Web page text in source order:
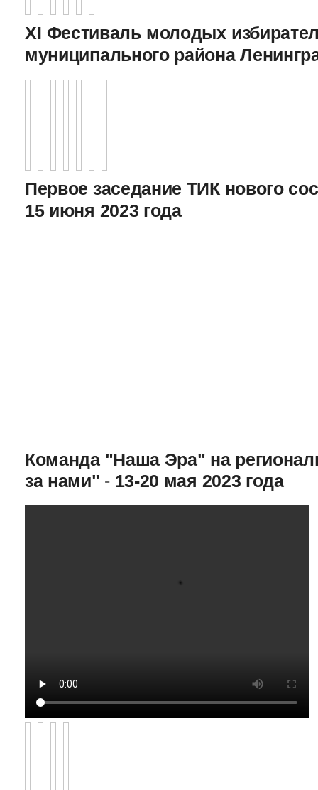
XI Фестиваль молодых
муниципального района
Первое заседание ТИК нового
15 июня 2023 года
Команда "Наша Эра" на
за нами" - 13-20 мая 2023 года